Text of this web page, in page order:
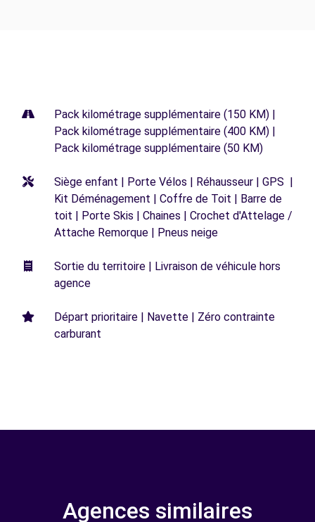
Pack kilométrage supplémentaire (150 KM) |
Pack kilométrage supplémentaire (400 KM) |
Pack kilométrage supplémentaire (50 KM)
Siège enfant | Porte Vélos | Réhausseur | GPS |
Kit Déménagement | Coffre de Toit | Barre de
toit | Porte Skis | Chaines | Crochet d'Attelage /
Attache Remorque | Pneus neige
Sortie du territoire | Livraison de véhicule hors
agence
Départ prioritaire | Navette | Zéro contrainte
carburant
Agences similaires